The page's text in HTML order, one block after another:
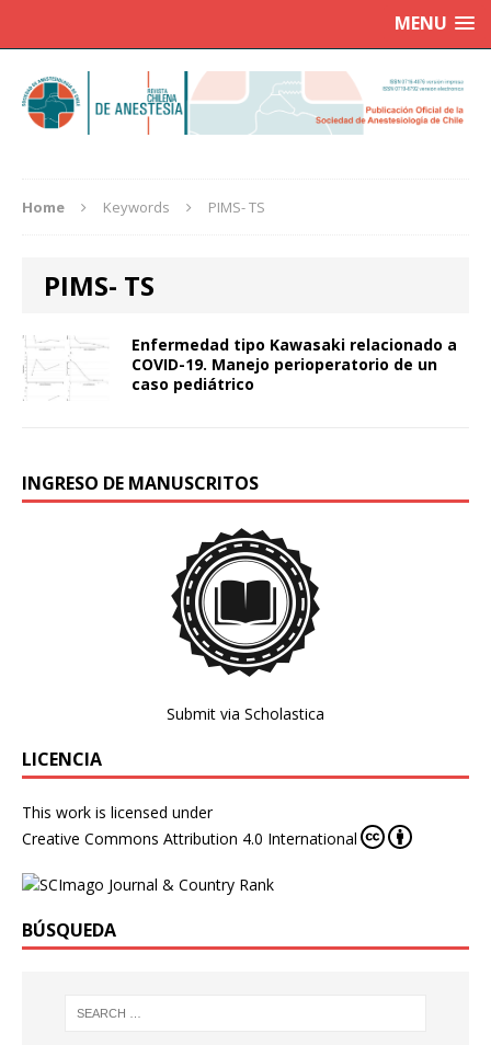
MENU
Home Keywords PIMS- TS
PIMS- TS
Enfermedad tipo Kawasaki relacionado a
COVID-19. Manejo perioperatorio de un
caso pediátrico
INGRESO DE MANUSCRITOS
Submit via Scholastica
LICENCIA
This work is licensed under
Creative Commons Attribution 4.0 International
BÚSQUEDA